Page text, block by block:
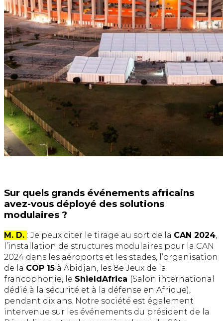
Sur quels grands événements africains
avez-vous déployé des solutions
modulaires ?
M. D. : Je peux citer le tirage au sort de la CAN 2024
l’installation de structures modulaires pour la CAN
2024 dans les aéroports et les stades, l’organisation
de la COP 15 à Abidjan, les 8e Jeux de la
francophonie, le ShieldAfrica (Salon international
dédié à la sécurité et à la défense en Afrique),
pendant dix ans. Notre société est également
intervenue sur les événements du président de la